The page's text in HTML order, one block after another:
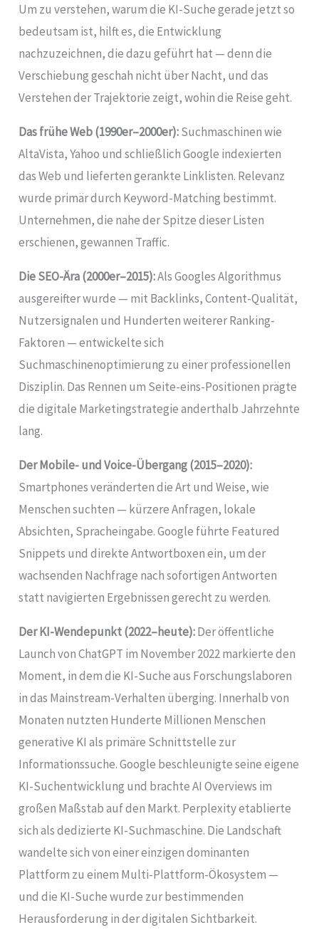
Um zu verstehen, warum die KI-Suche gerade jetzt so
bedeutsam ist, hilft es, die Entwicklung
nachzuzeichnen, die dazu geführt hat — denn die
Verschiebung geschah nicht über Nacht, und das
Verstehen der Trajektorie zeigt, wohin die Reise geht.
Das frühe Web (1990er–2000er):Suchmaschinen wie
AltaVista, Yahoo und schließlich Google indexierten
das Web und lieferten gerankte Linklisten. Relevanz
wurde primär durch Keyword-Matching bestimmt.
Unternehmen, die nahe der Spitze dieser Listen
erschienen, gewannen Traffic.
Die SEO-Ära (2000er–2015):Als Googles Algorithmus
ausgereifter wurde — mit Backlinks, Content-Qualität,
Nutzersignalen und Hunderten weiterer Ranking-
Faktoren — entwickelte sich
Suchmaschinenoptimierung zu einer professionellen
Disziplin. Das Rennen um Seite-eins-Positionen prägte
die digitale Marketingstrategie anderthalb Jahrzehnte
lang.
Der Mobile- und Voice-Übergang (2015–2020):
Smartphones veränderten die Art und Weise, wie
Menschen suchten — kürzere Anfragen, lokale
Absichten, Spracheingabe. Google führte Featured
Snippets und direkte Antwortboxen ein, um der
wachsenden Nachfrage nach sofortigen Antworten
statt navigierten Ergebnissen gerecht zu werden.
Der KI-Wendepunkt (2022–heute):Der öffentliche
Launch von ChatGPT im November 2022 markierte den
Moment, in dem die KI-Suche aus Forschungslaboren
in das Mainstream-Verhalten überging. Innerhalb von
Monaten nutzten Hunderte Millionen Menschen
generative KI als primäre Schnittstelle zur
Informationssuche. Google beschleunigte seine eigene
KI-Suchentwicklung und brachte AI Overviews im
großen Maßstab auf den Markt. Perplexity etablierte
sich als dedizierte KI-Suchmaschine. Die Landschaft
wandelte sich von einer einzigen dominanten
Plattform zu einem Multi-Plattform-Ökosystem —
und die KI-Suche wurde zur bestimmenden
Herausforderung in der digitalen Sichtbarkeit.